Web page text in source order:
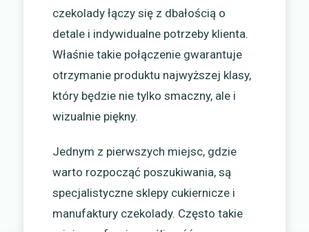
czekolady łączy się z dbałością o
detale i indywidualne potrzeby klienta.
Właśnie takie połączenie gwarantuje
otrzymanie produktu najwyższej klasy,
który będzie nie tylko smaczny, ale i
wizualnie piękny.
Jednym z pierwszych miejsc, gdzie
warto rozpocząć poszukiwania, są
specjalistyczne sklepy cukiernicze i
manufaktury czekolady. Często takie